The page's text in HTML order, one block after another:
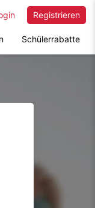
Registrieren
Schülerrabatte